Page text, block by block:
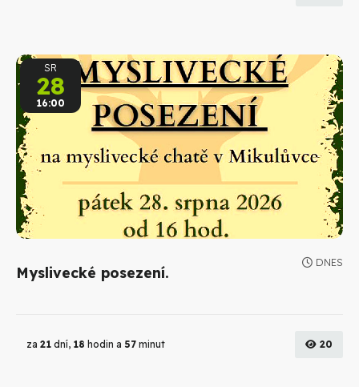
SR
28
16:00
DNES
Myslivecké posezení.
za 21 dní, 18 hodin a 57 minut 20